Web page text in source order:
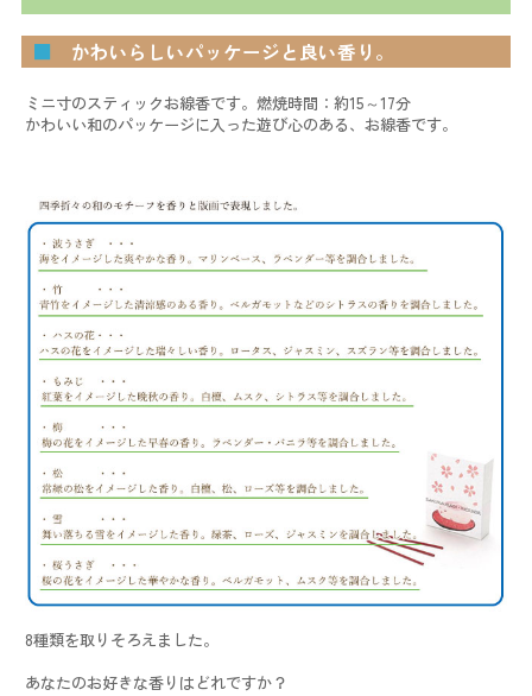
■ かわいらしいパッケージと良い香り。
ミニ寸のスティックお線香です。燃焼時間：約15～17分
かわいい和のパッケージに入った遊び心のある、お線香です。
8種類を取りそろえました。
あなたのお好きな香りはどれですか？